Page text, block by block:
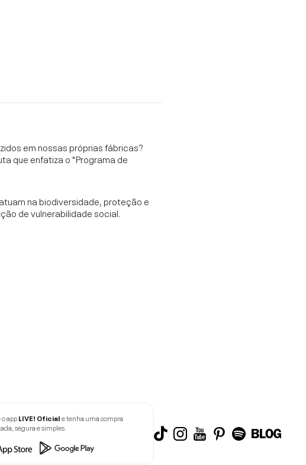
em nossas próprias fábricas?
que enfatiza o "Programa de
na biodiversidade, proteção e
de vulnerabilidade social.
appLIVE! Oficiale tenha uma compra
segura e simples.